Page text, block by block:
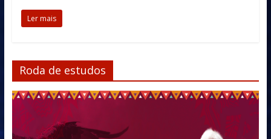
Ler mais
Roda de estudos